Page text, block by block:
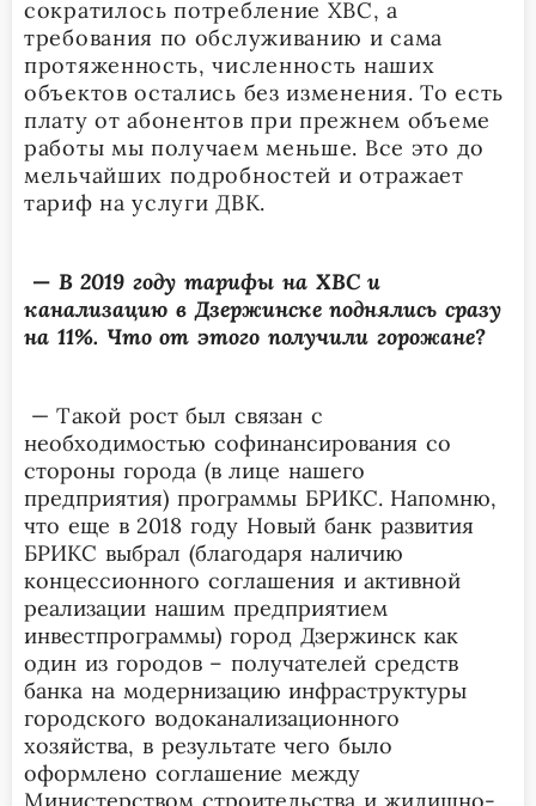
сократилось потребление ХВС, а
требования по обслуживанию и сама
протяженность, численность наших
объектов остались без изменения. То есть
плату от абонентов при прежнем объеме
работы мы получаем меньше. Все это до
мельчайших подробностей и отражает
тариф на услуги ДВК.
— В 2019 году тарифы на ХВС и
канализацию в Дзержинске поднялись сразу
на 11%. Что от этого получили горожане?
— Такой рост был связан с
необходимостью софинансирования со
стороны города (в лице нашего
предприятия) программы БРИКС. Напомню,
что еще в 2018 году Новый банк развития
БРИКС выбрал (благодаря наличию
концессионного соглашения и активной
реализации нашим предприятием
инвестпрограммы) город Дзержинск как
один из городов – получателей средств
банка на модернизацию инфраструктуры
городского водоканализационного
хозяйства, в результате чего было
оформлено соглашение между